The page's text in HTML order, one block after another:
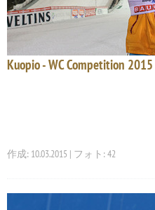
Kuopio - WC Competition 2015
作成: 10.03.2015 | フォト: 42